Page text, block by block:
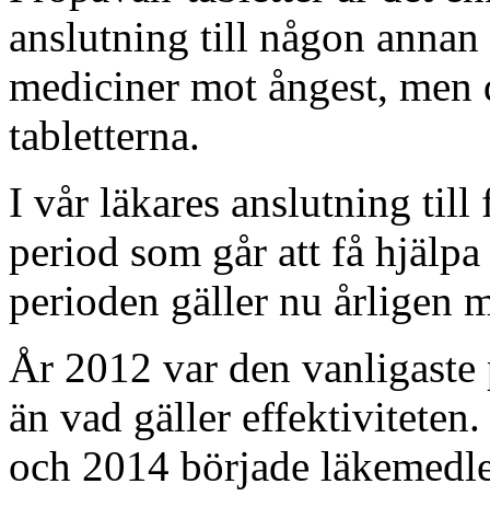
anslutning till någon annan
mediciner mot ångest,
tabletterna.
I vår läkares anslutning till
period som går att få
perioden gäller nu årligen
År 2012 var den
än vad gäller
och 2014 började